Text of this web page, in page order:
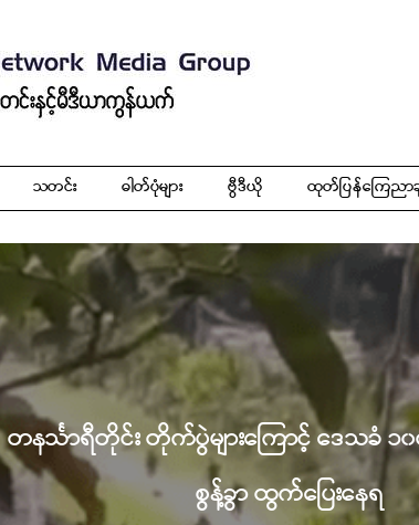
သတင်း ဓါတ်ပုံများ ဗွီဒီယို ထုတ်ပြန်ကြေညာ
တနင်္သာရီတိုင်း တိုက်ပွဲများကြောင့် ဒေသခံ ၁
စွန့်ခွာ ထွက်ပြေးနေရ